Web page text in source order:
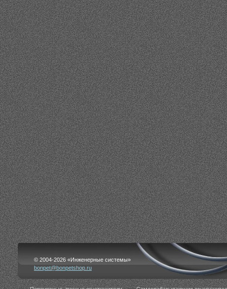
© 2004-2026 «Инженерные системы»
bonpet@bonpetshop.ru